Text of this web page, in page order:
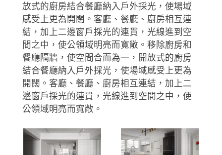
放式的廚房結合餐廳納入戶外採光，使場域
感受上更為開闊。客廳、餐廳、廚房相互連
結，加上二邊窗戶採光的連貫，光線進到空
間之中，使公領域明亮而寬敞。移除廚房和
餐廳隔牆，使空間合而為一，開放式的廚房
結合餐廳納入戶外採光，使場域感受上更為
開闊。客廳、餐廳、廚房相互連結，加上二
邊窗戶採光的連貫，光線進到空間之中，使
公領域明亮而寬敞。